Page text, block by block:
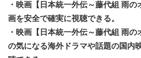
・映画【日本統一外伝～藤代組 雨
画を安全で確実に視聴できる。
・映画【日本統一外伝～藤代組 雨
の気になる海外ドラマや話題の国内